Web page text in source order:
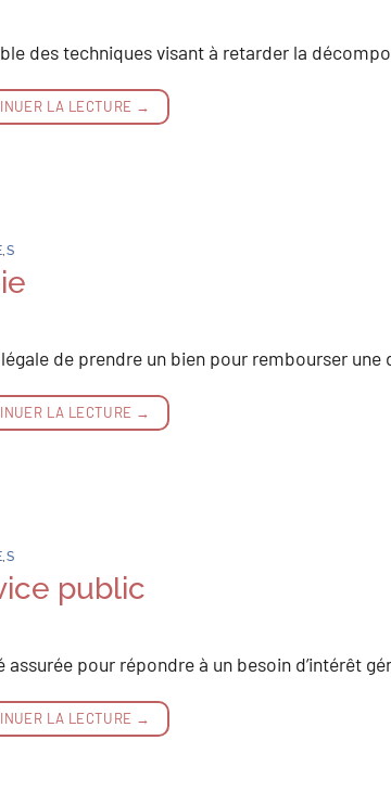
des techniques visant à retarder la
LA LECTURE →
S
de prendre un bien pour rembourser une
LA LECTURE →
S
public
assurée pour répondre à un besoin d’intérêt
LA LECTURE →